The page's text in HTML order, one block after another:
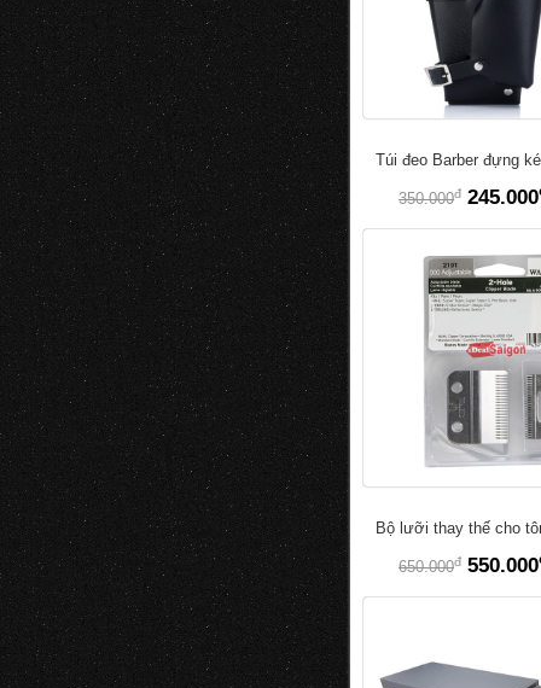
Túi đeo Barber đựng
350.000đ 245.000
Bộ lưỡi thay thế cho
650.000đ 550.000